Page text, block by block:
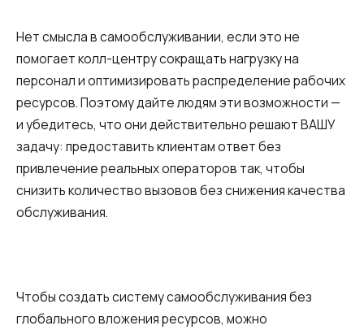
Нет смысла в самообслуживании, если это не
помогает колл-центру сокращать нагрузку на
персонал и оптимизировать распределение рабочих
ресурсов. Поэтому дайте людям эти возможности —
и убедитесь, что они действительно решают ВАШУ
задачу: предоставить клиентам ответ без
привлечение реальных операторов так, чтобы
снизить количество вызовов без снижения качества
обслуживания.
Чтобы создать систему самообслуживания без
глобального вложения ресурсов, можно